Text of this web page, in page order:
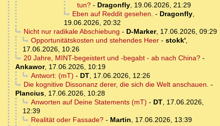
tun? - Dragonfly, 19.06.2026, 21:29
Eben auf Reddit gesehen. - Dragonfly,
19.06.2026, 20:32
Nicht nur radikale Abschiebung - D-Marker, 17.06.2026, 09:29
Opportunitätskosten und stehendes Heer- stokk',
17.06.2026, 10:26
20 Jahre, MINT-begeistert und -begabt - ab nach China?-
Ankawor, 17.06.2026, 10:19
Antwort: (mT) - DT, 17.06.2026, 12:26
Die kognitive Dissonanz derer, die sich die Welt anschauen. -
Plancius, 17.06.2026, 10:28
Anworten auf Deine Statements (mT) - DT, 17.06.2026,
12:39
Realität oder Fassade?- Martin, 17.06.2026, 13:39